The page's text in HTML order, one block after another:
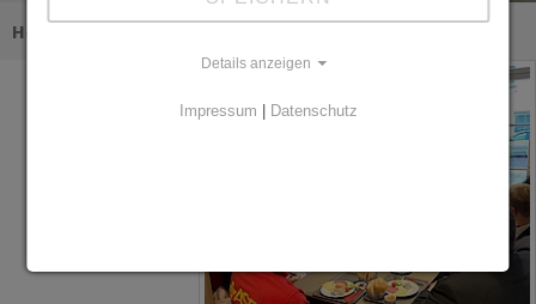
Sie sind hier:
Home
Details anzeigen
Impressum Datenschutz